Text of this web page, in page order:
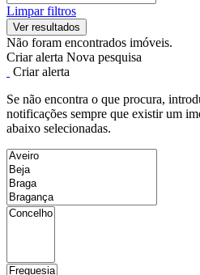
Limpar filtros
Não foram encontrados imóveis.
Criar alerta Nova pesquisa
Criar alerta
Se não encontra o que procura,
notificações sempre que existir um
abaixo selecionadas.